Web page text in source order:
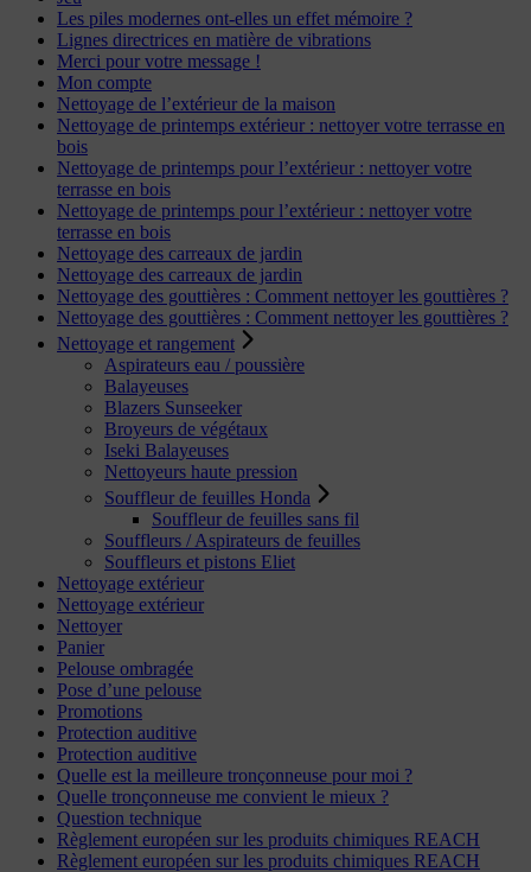
Les piles modernes ont-elles un effet mémoire ?
Lignes directrices en matière de vibrations
Merci pour votre message !
Mon compte
Nettoyage de l’extérieur de la maison
Nettoyage de printemps extérieur : nettoyer votre terrasse en
bois
Nettoyage de printemps pour l’extérieur : nettoyer votre
terrasse en bois
Nettoyage de printemps pour l’extérieur : nettoyer votre
terrasse en bois
Nettoyage des carreaux de jardin
Nettoyage des carreaux de jardin
Nettoyage des gouttières : Comment nettoyer les gouttières ?
Nettoyage des gouttières : Comment nettoyer les gouttières ?
Nettoyage et rangement
Aspirateurs eau / poussière
Balayeuses
Blazers Sunseeker
Broyeurs de végétaux
Iseki Balayeuses
Nettoyeurs haute pression
Souffleur de feuilles Honda
Souffleur de feuilles sans fil
Souffleurs / Aspirateurs de feuilles
Souffleurs et pistons Eliet
Nettoyage extérieur
Nettoyage extérieur
Nettoyer
Panier
Pelouse ombragée
Pose d’une pelouse
Promotions
Protection auditive
Protection auditive
Quelle est la meilleure tronçonneuse pour moi ?
Quelle tronçonneuse me convient le mieux ?
Question technique
Règlement européen sur les produits chimiques REACH
Règlement européen sur les produits chimiques REACH